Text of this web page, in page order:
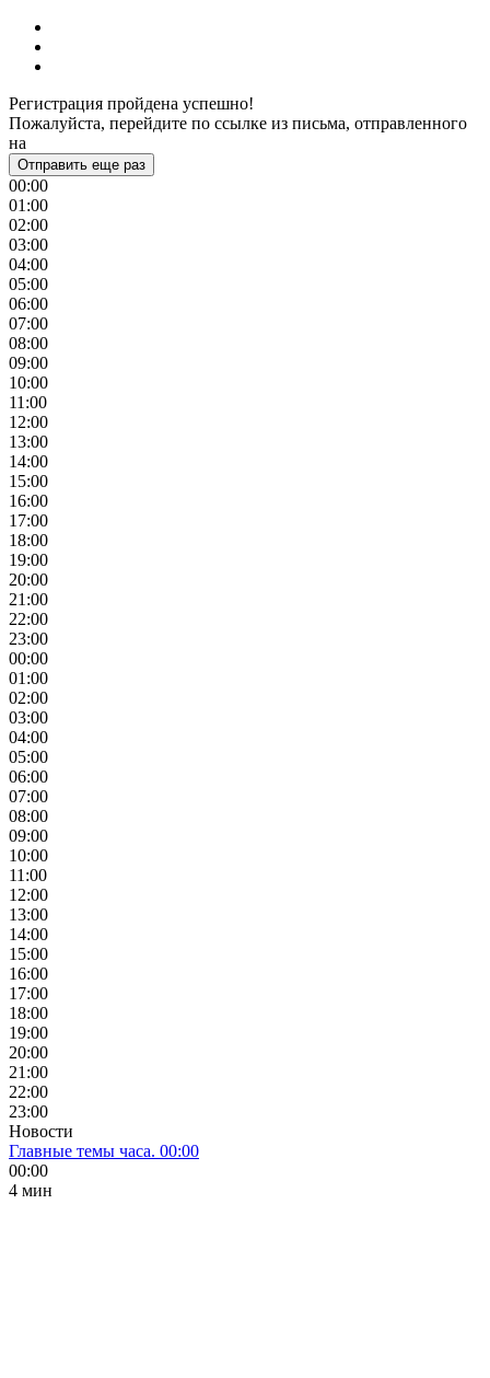
Регистрация пройдена успешно!
Пожалуйста, перейдите по ссылке из письма, отправленного
на
Отправить еще раз
00:00
01:00
02:00
03:00
04:00
05:00
06:00
07:00
08:00
09:00
10:00
11:00
12:00
13:00
14:00
15:00
16:00
17:00
18:00
19:00
20:00
21:00
22:00
23:00
00:00
01:00
02:00
03:00
04:00
05:00
06:00
07:00
08:00
09:00
10:00
11:00
12:00
13:00
14:00
15:00
16:00
17:00
18:00
19:00
20:00
21:00
22:00
23:00
Новости
Главные темы часа. 00:00
00:00
4 мин